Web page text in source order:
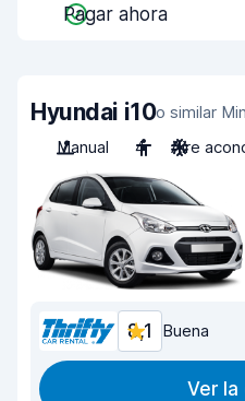
Pagar ahora
Hyundai i10o similar
Manual
4 Aire
8,1 Buena
Ver